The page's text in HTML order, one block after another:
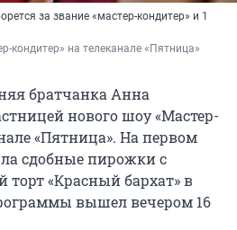
за звание «мастер-кондитер» и 1
кондитер» на телеканале «Пятница»
братчанка Анна
нового шоу «Мастер-
«Пятница». На первом
сдобные пирожки с
торт «Красный бархат» в
вышел вечером 16